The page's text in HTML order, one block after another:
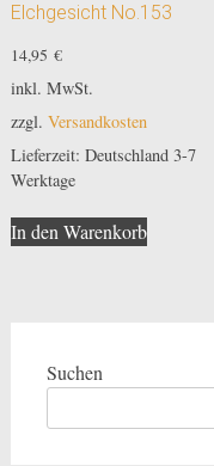
Elchgesicht No.153
14,95 €
inkl. MwSt.
zzgl. Versandkosten
Lieferzeit: Deutschland 3-7
Werktage
In den Warenkorb
Suchen